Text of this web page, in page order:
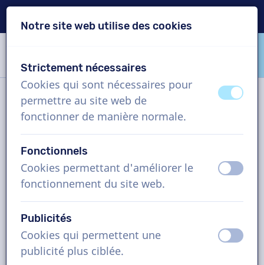
VoiceProductions
Contact
VoiceProductions
Gaston Crommenlaan 8
9050 Gent
support@voiceproductions.com
1 (855) 999-9119
Notre site web utilise des cookies
Strictement nécessaires
Cookies qui sont nécessaires pour
permettre au site web de
fonctionner de manière normale.
éteint
Fonctionnels
Cookies permettant d'améliorer le
fonctionnement du site web.
éteint
Publicités
Cookies qui permettent une
publicité plus ciblée.
éteint